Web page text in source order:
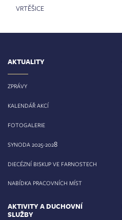
VRTĚŠICE
AKTUALITY
ZPRÁVY
KALENDÁŘ AKCÍ
FOTOGALERIE
SYNODA 2025-2028
DIECÉZNÍ BISKUP VE FARNOSTECH
NABÍDKA PRACOVNÍCH MÍST
AKTIVITY A DUCHOVNÍ
SLUŽBY